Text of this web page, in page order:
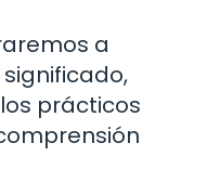
a
prácticos